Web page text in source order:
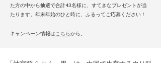
た方の中から抽選で合計43名様に、すてきなプレゼントが当
たります。年末年始のひと時に、ふるってご応募ください！
キャンペーン情報は こちらから。